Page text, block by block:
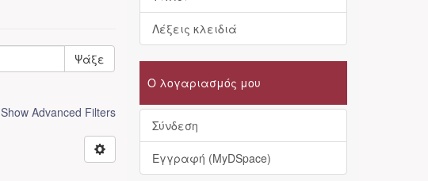
Ψάξε
Show Advanced Filters
Λέξεις κλειδιά
Ο λογαριασμός μου
Σύνδεση
Εγγραφή (MyDSpace)